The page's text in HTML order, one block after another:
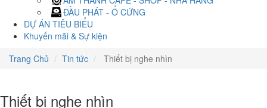
ĐẦU PHÁT - Ổ CỨNG
DỰ ÁN TIÊU BIỂU
Khuyến mãi & Sự kiện
Trang Chủ
Tin tức Thiết bị nghe nhìn
Thiết bị nghe nhìn